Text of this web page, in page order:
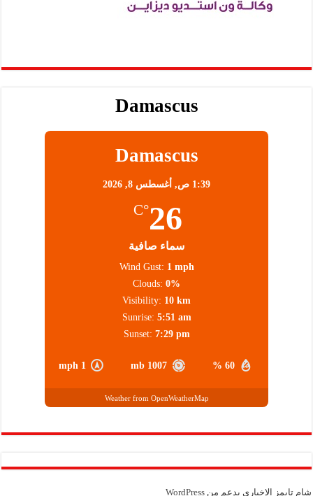
Damascus
Damascus
1:39 ص, أغسطس 8, 2026
26
°C
سماء صافية
60 %
1007 mb
1 mph
Wind Gust: 1 mph
Clouds: 0%
Visibility: 10 km
Sunrise: 5:51 am
Sunset: 7:29 pm
Weather from OpenWeatherMap
شام تايمز الإخباري بدعم منWordPress